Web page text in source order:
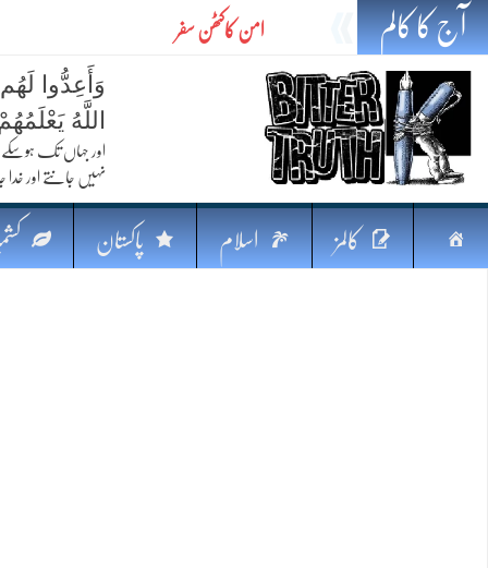
آج کا کالم امن کاکٹھن سفر
تیل،تلواراورتدبر:خلیج کی بدلتی بساط پرپاکستان
ایٹم کا نیا افق: طاقت، سیاست اور مشرقِ وسطیٰ
فکرِ اقبال اورامنِ عالم میں پاکستان کاکردار
جہاں ایک لہر دنیا بدل سکتی ہے
وَأَعِدُّوا
اللَّهُ
اور جہاں تک
نہیں جانتے اور خدا
صفحہ کالمز اسلام پاکستان